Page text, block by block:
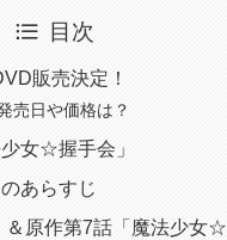
目次
販売決定！
売日や価格は？
女☆握手会」
あらすじ
原作第7話「魔法少女